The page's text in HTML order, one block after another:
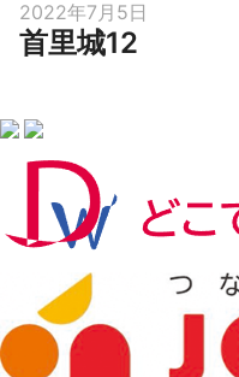
Posted
on
2022年7月5日
首里城12